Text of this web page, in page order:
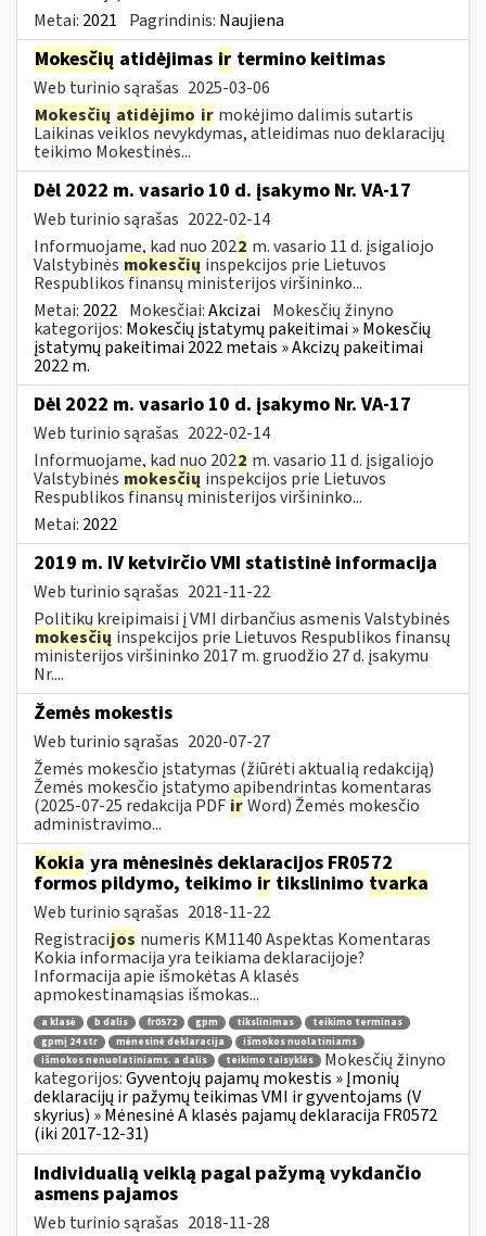
Metai: 2021 Pagrindinis: Naujiena
Mokesčių atidėjimas ir termino keitimas
Web turinio sąrašas 2025-03-06
Mokesčių atidėjimo ir mokėjimo dalimis sutartis
Laikinas veiklos nevykdymas, atleidimas nuo deklaracijų
teikimo Mokestinės...
Dėl 2022 m. vasario 10 d. įsakymo Nr. VA-17
Web turinio sąrašas 2022-02-14
Informuojame, kad nuo 2022 m. vasario 11 d. įsigaliojo
Valstybinės mokesčių inspekcijos prie Lietuvos
Respublikos finansų ministerijos viršininko...
Metai: 2022 Mokesčiai:Akcizai Mokesčių žinyno
kategorijos: Mokesčių įstatymų pakeitimai » Mokesčių
įstatymų pakeitimai 2022 metais » Akcizų pakeitimai
2022 m.
Dėl 2022 m. vasario 10 d. įsakymo Nr. VA-17
Web turinio sąrašas 2022-02-14
Informuojame, kad nuo 2022 m. vasario 11 d. įsigaliojo
Valstybinės mokesčių inspekcijos prie Lietuvos
Respublikos finansų ministerijos viršininko...
Metai: 2022
2019 m. IV ketvirčio VMI statistinė informacija
Web turinio sąrašas 2021-11-22
Politikų kreipimaisi į VMI dirbančius asmenis Valstybinės
mokesčių inspekcijos prie Lietuvos Respublikos finansų
ministerijos viršininko 2017 m. gruodžio 27 d. įsakymu
Nr....
Žemės mokestis
Web turinio sąrašas 2020-07-27
Žemės mokesčio įstatymas (žiūrėti aktualią redakciją)
Žemės mokesčio įstatymo apibendrintas komentaras
(2025-07-25 redakcija PDF irWord) Žemės mokesčio
administravimo...
Kokia yra mėnesinės deklaracijos FR0572
formos pildymo, teikimo ir tikslinimo tvarka
Web turinio sąrašas 2018-11-22
Registracijos numeris KM1140 Aspektas Komentaras
Kokia informacija yra teikiama deklaracijoje?
Informacija apie išmokėtas A klasės
apmokestinamąsias išmokas...
a klasė b dalis fr0572 gpm tikslinimas
teikimo terminas
gpmį 24 str
mėnesinė deklaracija
išmokos nuolatiniams
išmokos nenuolatiniams. a dalis
teikimo taisyklės
Mokesčių žinyno
kategorijos:Gyventojų pajamų mokestis » Įmonių
deklaracijų ir pažymų teikimas VMI ir gyventojams (V
skyrius) » Mėnesinė A klasės pajamų deklaracija FR0572
(iki 2017-12-31)
Individualią veiklą pagal pažymą vykdančio
asmens pajamos
Web turinio sąrašas 2018-11-28